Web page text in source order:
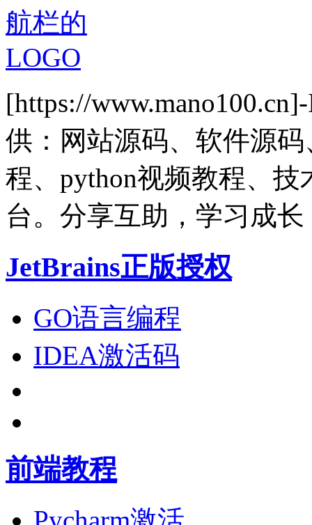
[https://
供：网站源码、软件源
程、python视频教程、
台。分享互助，学习成长
JetBrains正版授权
GO语言编程
IDEA激活码
前端教程